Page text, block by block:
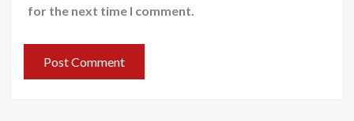
for the next time I comment.